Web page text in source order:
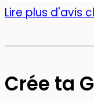
froide et
journée.
Lire plus d'avis
Crée ta